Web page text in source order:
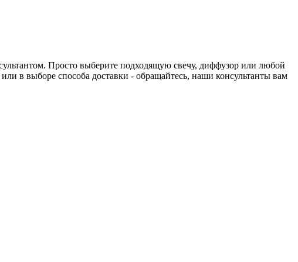
Просто выберите подходящую свечу, диффузор или любой
в выборе способа доставки - обращайтесь, наши консультанты вам